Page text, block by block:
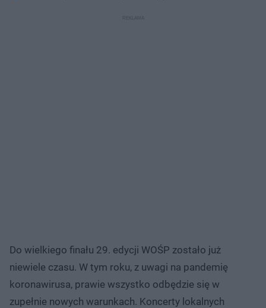
Do wielkiego finału 29. edycji WOŚP zostało już
niewiele czasu. W tym roku, z uwagi na pandemię
koronawirusa, prawie wszystko odbędzie się w
zupełnie nowych warunkach. Koncerty lokalnych